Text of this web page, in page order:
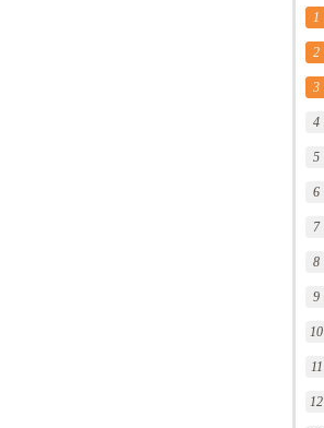
1
2
3
4
5
6
7
8
9
10
11
12